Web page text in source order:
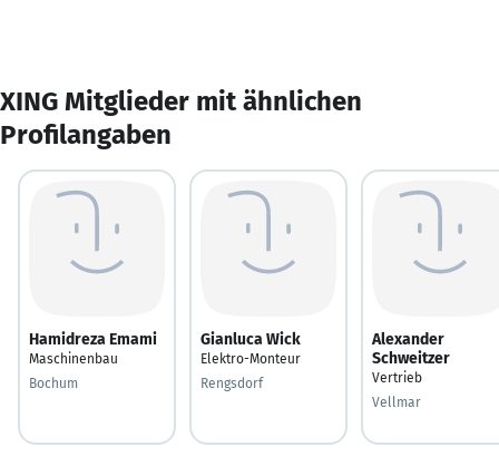
XING Mitglieder mit ähnlichen
Profilangaben
Hamidreza Emami
Maschinenbau
Bochum
Gianluca Wick
Elektro-Monteur
Rengsdorf
Alexander
Schweitzer
Vertrieb
Vellmar